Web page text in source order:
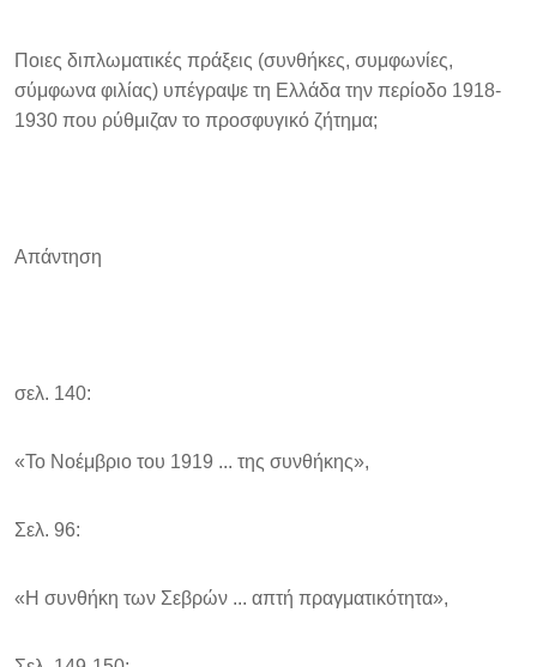
Ποιες διπλωματικές πράξεις (συνθήκες, συμφωνίες,
σύμφωνα φιλίας) υπέγραψε τη Ελλάδα την περίοδο 1918-
1930 που ρύθμιζαν το προσφυγικό ζήτημα;
Απάντηση
σελ. 140:
«Το Νοέμβριο του 1919 ... της συνθήκης»,
Σελ. 96:
«Η συνθήκη των Σεβρών ... απτή πραγματικότητα»,